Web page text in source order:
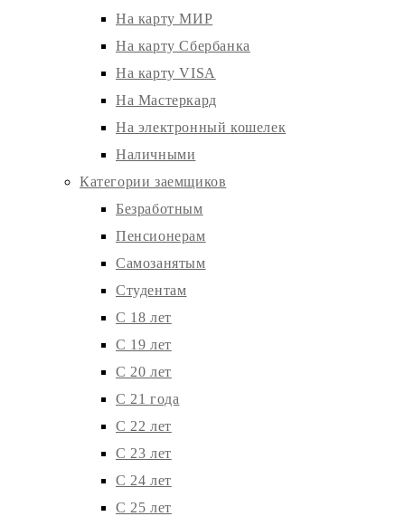
На карту МИР
На карту Сбербанка
На карту VISA
На Мастеркард
На электронный кошелек
Наличными
Категории заемщиков
Безработным
Пенсионерам
Самозанятым
Студентам
С 18 лет
С 19 лет
С 20 лет
С 21 года
С 22 лет
С 23 лет
С 24 лет
С 25 лет